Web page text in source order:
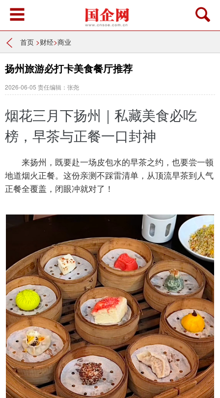
首页 >财经>商业
扬州旅游必打卡美食餐厅推荐
2026-06-05 责任编辑：张尧
烟花三月下扬州｜私藏美食必吃
榜，早茶与正餐一口封神
来扬州，既要赴一场皮包水的早茶之约，也要尝一顿
地道烟火正餐。这份亲测不踩雷清单，从顶流早茶到人气
正餐全覆盖，闭眼冲就对了！